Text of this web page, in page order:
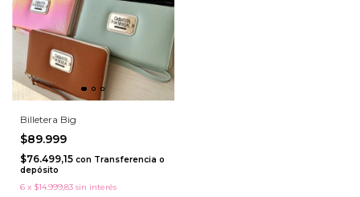
Billetera Big
$89.999
$76.499,15 con Transferencia o
depósito
6 x $14.999,83 sin interés